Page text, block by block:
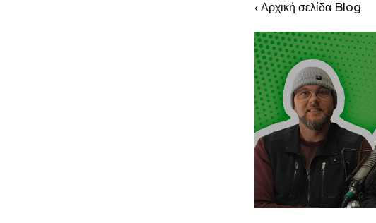
‹ Αρχική σελίδα Blog